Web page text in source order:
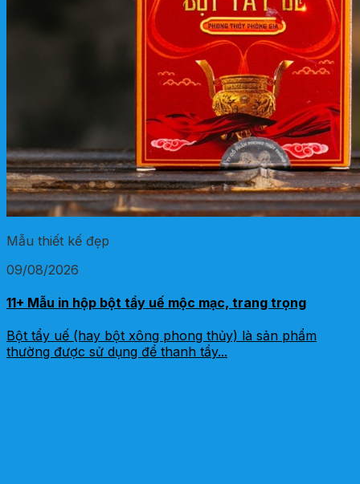
Mẫu thiết kế đẹp
09/08/2026
11+ Mẫu in hộp bột tẩy uế mộc mạc, trang trọng
Bột tẩy uế (hay bột xông phong thủy) là sản phẩm
thường được sử dụng để thanh tẩy...